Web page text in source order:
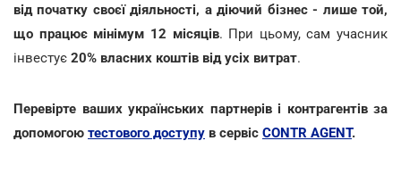
від початку своєї діяльності, а діючий бізнес - лише той,
що працює мінімум 12 місяців. При цьому, сам учасник
інвестує 20% власних коштів від усіх витрат.
Перевірте ваших українських партнерів і контрагентів за
допомогою тестового доступу в сервіс CONTR AGENT.